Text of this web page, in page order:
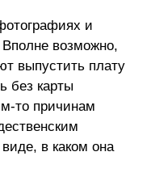
и
Вполне возможно,
выпустить плату
без карты
то причинам
в каком она